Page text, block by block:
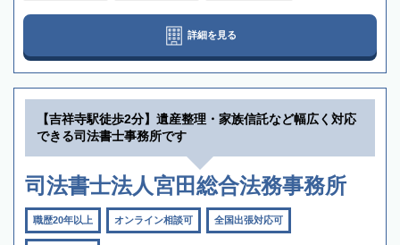
詳細を見る
【吉祥寺駅徒歩2分】遺産整理・家族信託など幅広く対応
できる司法書士事務所です
司法書士法人宮田総合法務事務所
職歴20年以上 オンライン相談可 全国出張対応可